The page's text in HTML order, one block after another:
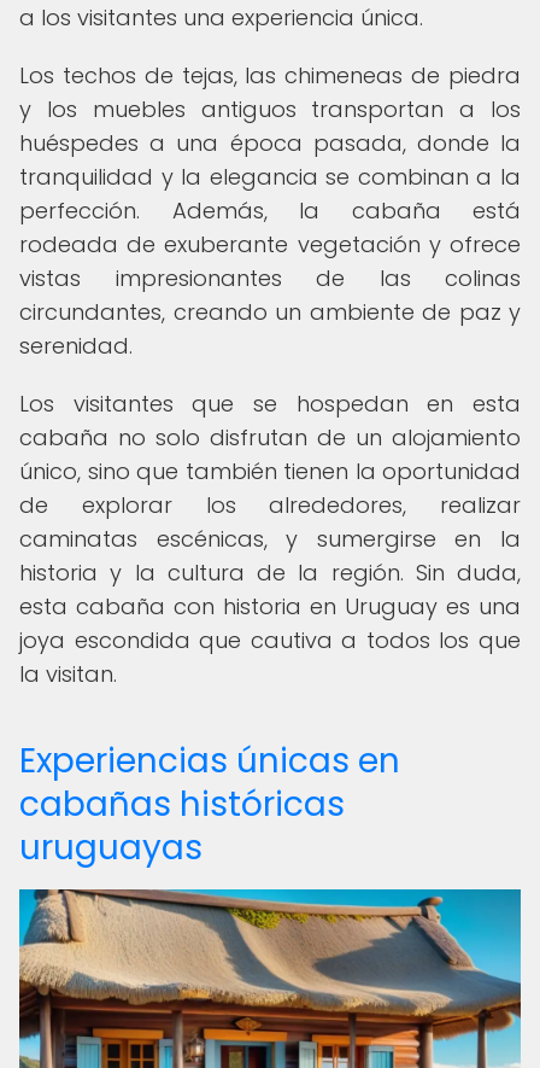
a los visitantes una experiencia única.
Los techos de tejas, las chimeneas de piedra
y los muebles antiguos transportan a los
huéspedes a una época pasada, donde la
tranquilidad y la elegancia se combinan a la
perfección. Además, la cabaña está
rodeada de exuberante vegetación y ofrece
vistas impresionantes de las colinas
circundantes, creando un ambiente de paz y
serenidad.
Los visitantes que se hospedan en esta
cabaña no solo disfrutan de un alojamiento
único, sino que también tienen la oportunidad
de explorar los alrededores, realizar
caminatas escénicas, y sumergirse en la
historia y la cultura de la región. Sin duda,
esta cabaña con historia en Uruguay es una
joya escondida que cautiva a todos los que
la visitan.
Experiencias únicas en
cabañas históricas
uruguayas